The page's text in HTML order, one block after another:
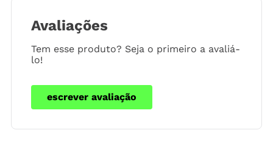
Avaliações
Tem esse produto? Seja o primeiro a avaliá-
lo!
escrever avaliação